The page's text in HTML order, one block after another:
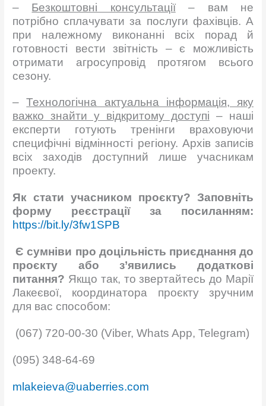
– Безкоштовні консультації– вам не
потрібно сплачувати за послуги фахівців. А
при належному виконанні всіх порад й
готовності вести звітність – є можливість
отримати агросупровід протягом всього
сезону.
–Технологічна актуальна інформація, яку
важко знайти у відкритому доступі – наші
експерти готують тренінги враховуючи
специфічні відмінності регіону. Архів записів
всіх заходів доступний лише учасникам
проекту.
Як стати учасником проєкту? Заповніть
форму реєстрації за посиланням:
https://bit.ly/3fw1SPB
Є сумніви про доцільність приєднання до
проєкту або з’явились додаткові
питання? Якщо так, то звертайтесь до Марії
Лакеєвої, координатора проєкту зручним
для вас способом:
(067) 720-00-30 (Viber, Whats App, Telegram)
(095) 348-64-69
mlakeieva@uaberries.com